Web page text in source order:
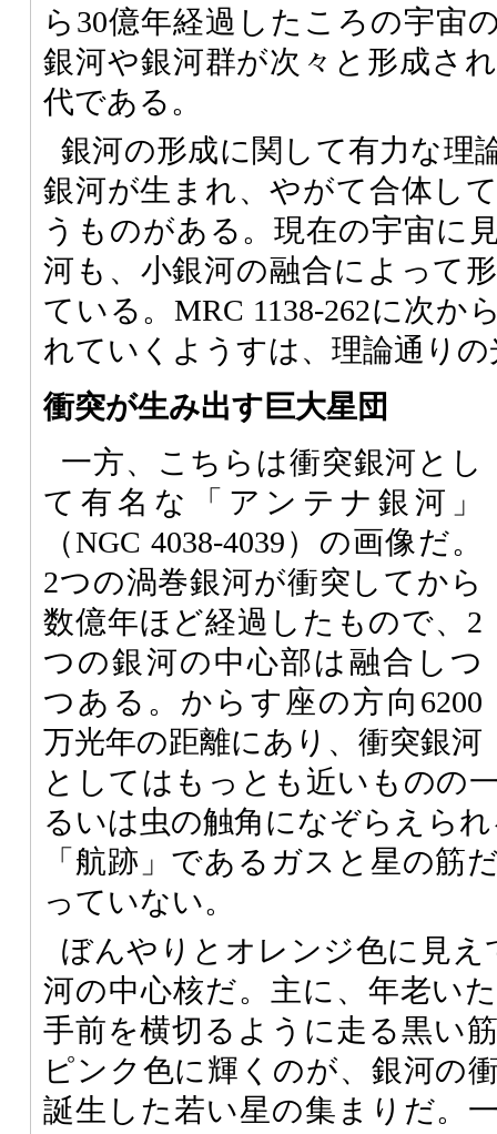
ら30億年経過したころの宇宙
銀河や銀河群が次々と形成さ
代である。
銀河の形成に関して有力な理
銀河が生まれ、やがて合体し
うものがある。現在の宇宙に
河も、小銀河の融合によって
ている。MRC 1138-262に次か
れていくようすは、理論通り
衝突が生み出す巨大星団
一方、こちらは衝突銀河とし
て有名な「アンテナ銀河」
（NGC 4038-4039）の画像だ。
2つの渦巻銀河が衝突してから
数億年ほど経過したもので、2
つの銀河の中心部は融合しつ
つある。からす座の方向6200
万光年の距離にあり、衝突銀河
としてはもっとも近いものの
るいは虫の触角になぞらえら
「航跡」であるガスと星の筋
っていない。
ぼんやりとオレンジ色に見え
河の中心核だ。主に、年老い
手前を横切るように走る黒い
ピンク色に輝くのが、銀河の
誕生した若い星の集まりだ。